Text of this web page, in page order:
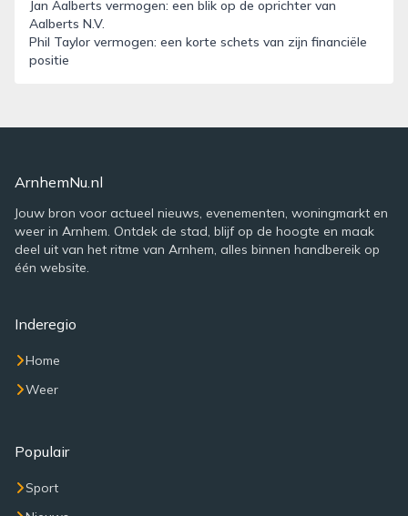
Jan Aalberts vermogen: een blik op de oprichter van
Aalberts N.V.
Phil Taylor vermogen: een korte schets van zijn financiële
positie
ArnhemNu.nl
Jouw bron voor actueel nieuws, evenementen, woningmarkt en
weer in Arnhem. Ontdek de stad, blijf op de hoogte en maak
deel uit van het ritme van Arnhem, alles binnen handbereik op
één website.
Inderegio
Home
Weer
Populair
Sport